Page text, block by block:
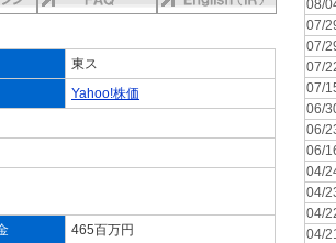
東ス
Yahoo!株価
465百万円
08/
07/
07/
07/
07/
06/
06/
06/
04/
04/
04/
04/